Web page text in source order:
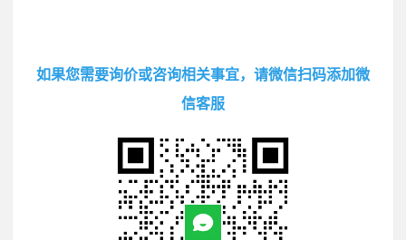
如果您需要询价或咨询相关事宜，请微信扫码添加微
信客服